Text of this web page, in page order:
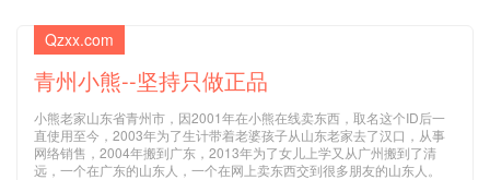
Qzxx.com
青州小熊--坚持只做正品
小熊老家山东省青州市，因2001年在小熊在线卖东西，取名这个ID后一
直使用至今，2003年为了生计带着老婆孩子从山东老家去了汉口，从事
网络销售，2004年搬到广东，2013年为了女儿上学又从广州搬到了清
远，一个在广东的山东人，一个在网上卖东西交到很多朋友的山东人。